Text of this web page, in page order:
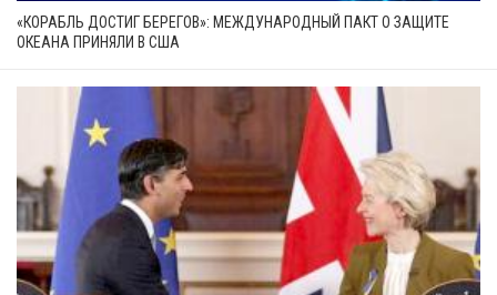
«КОРАБЛЬ ДОСТИГ БЕРЕГОВ»: МЕЖДУНАРОДНЫЙ ПАКТ О ЗАЩИТЕ
ОКЕАНА ПРИНЯЛИ В США